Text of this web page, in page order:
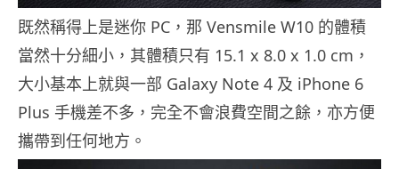
既然稱得上是迷你 PC，那 Vensmile W10 的體積
當然十分細小，其體積只有 15.1 x 8.0 x 1.0 cm，
大小基本上就與一部 Galaxy Note 4 及 iPhone 6
Plus 手機差不多，完全不會浪費空間之餘，亦方便
攜帶到任何地方。